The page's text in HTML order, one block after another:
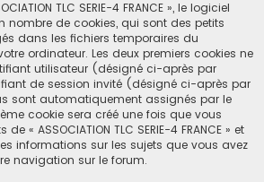
TLC SERIE-4 FRANCE », le logiciel
nombre de cookies, qui sont des petits
dans les fichiers temporaires du
ordinateur. Les deux premiers cookies ne
utilisateur (désigné ci-après par
de session invité (désigné ci-après par
sont automatiquement assignés par le
cookie sera créé une fois que vous
« ASSOCIATION TLC SERIE-4 FRANCE » et
informations sur les sujets que vous avez
navigation sur le forum.